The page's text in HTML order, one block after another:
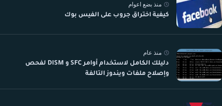
منذ بضع اعوام
كيفية اختراق جروب على الفيس بوك
منذ عام
دليلك الكامل لاستخدام أوامر SFC و DISM لفحص
وإصلاح ملفات ويندوز التالفة